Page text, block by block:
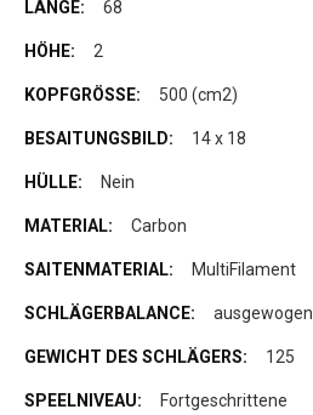
68
2
500 (cm2)
14 x 18
Nein
Carbon
MultiFilament
ausgewogen
125
Fortgeschrittene